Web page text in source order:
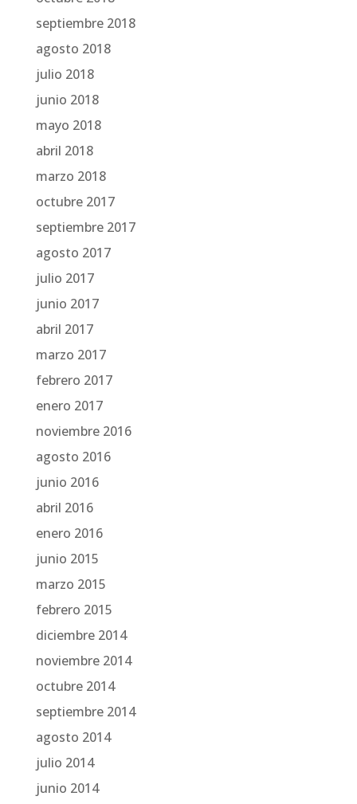
septiembre 2018
agosto 2018
julio 2018
junio 2018
mayo 2018
abril 2018
marzo 2018
octubre 2017
septiembre 2017
agosto 2017
julio 2017
junio 2017
abril 2017
marzo 2017
febrero 2017
enero 2017
noviembre 2016
agosto 2016
junio 2016
abril 2016
enero 2016
junio 2015
marzo 2015
febrero 2015
diciembre 2014
noviembre 2014
octubre 2014
septiembre 2014
agosto 2014
julio 2014
junio 2014